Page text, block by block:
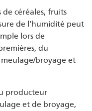
céréales, fruits
de l’humidité peut
lors de
du
broyage et
producteur
et de broyage,